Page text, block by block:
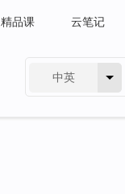
品课 云笔记
中英